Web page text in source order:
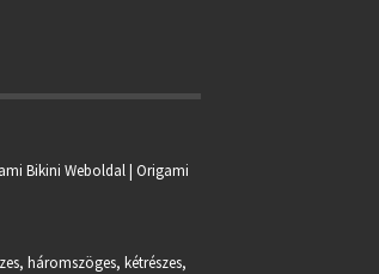
Bikini Weboldal |Origami
háromszöges, kétrészes,